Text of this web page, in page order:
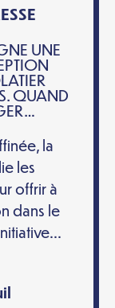
UNE
QUAND
la
les
offrir à
dans le